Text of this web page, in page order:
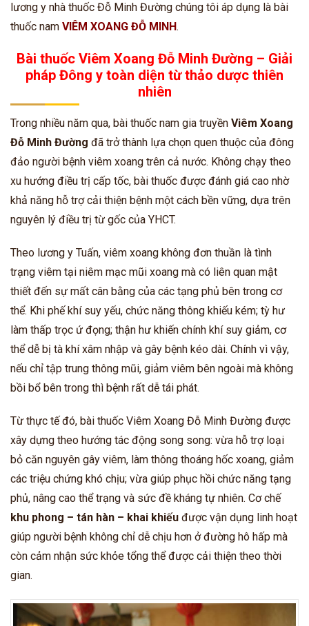
lương y nhà thuốc Đỗ Minh Đường chúng tôi áp dụng là bài
thuốc nam VIÊM XOANG ĐỖ MINH.
Bài thuốc Viêm Xoang Đỗ Minh Đường – Giải
pháp Đông y toàn diện từ thảo dược thiên
nhiên
Trong nhiều năm qua, bài thuốc nam gia truyền Viêm Xoang
Đỗ Minh Đường đã trở thành lựa chọn quen thuộc của đông
đảo người bệnh viêm xoang trên cả nước. Không chạy theo
xu hướng điều trị cấp tốc, bài thuốc được đánh giá cao nhờ
khả năng hỗ trợ cải thiện bệnh một cách bền vững, dựa trên
nguyên lý điều trị từ gốc của YHCT.
Theo lương y Tuấn, viêm xoang không đơn thuần là tình
trạng viêm tại niêm mạc mũi xoang mà có liên quan mật
thiết đến sự mất cân bằng của các tạng phủ bên trong cơ
thể. Khi phế khí suy yếu, chức năng thông khiếu kém; tỳ hư
làm thấp trọc ứ đọng; thận hư khiến chính khí suy giảm, cơ
thể dễ bị tà khí xâm nhập và gây bệnh kéo dài. Chính vì vậy,
nếu chỉ tập trung thông mũi, giảm viêm bên ngoài mà không
bồi bổ bên trong thì bệnh rất dễ tái phát.
Từ thực tế đó, bài thuốc Viêm Xoang Đỗ Minh Đường được
xây dựng theo hướng tác động song song: vừa hỗ trợ loại
bỏ căn nguyên gây viêm, làm thông thoáng hốc xoang, giảm
các triệu chứng khó chịu; vừa giúp phục hồi chức năng tạng
phủ, nâng cao thể trạng và sức đề kháng tự nhiên. Cơ chế
khu phong – tán hàn – khai khiếu được vận dụng linh hoạt
giúp người bệnh không chỉ dễ chịu hơn ở đường hô hấp mà
còn cảm nhận sức khỏe tổng thể được cải thiện theo thời
gian.